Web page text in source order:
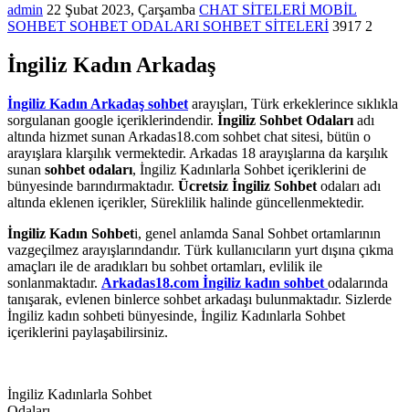
admin 22 Şubat 2023, Çarşamba CHAT SİTELERİ MOBİL
SOHBET SOHBET ODALARI SOHBET SİTELERİ 3917 2
İngiliz Kadın Arkadaş
İngiliz Kadın Arkadaş sohbet arayışları, Türk erkeklerince sıklıkla
sorgulanan google içeriklerindendir. İngiliz Sohbet Odaları adı
altında hizmet sunan Arkadas18.com sohbet chat sitesi, bütün o
arayışlara klarşılık vermektedir. Arkadas 18 arayışlarına da karşılık
sunan sohbet odaları, İngiliz Kadınlarla Sohbet içeriklerini de
bünyesinde barındırmaktadır. Ücretsiz İngiliz Sohbet odaları adı
altında eklenen içerikler, Süreklilik halinde güncellenmektedir.
İngiliz Kadın Sohbeti, genel anlamda Sanal Sohbet ortamlarının
vazgeçilmez arayışlarındandır. Türk kullanıcıların yurt dışına çıkma
amaçları ile de aradıkları bu sohbet ortamları, evlilik ile
sonlanmaktadır. Arkadas18.com İngiliz kadın sohbet odalarında
tanışarak, evlenen binlerce sohbet arkadaşı bulunmaktadır. Sizlerde
İngiliz kadın sohbeti bünyesinde, İngiliz Kadınlarla Sohbet
içeriklerini paylaşabilirsiniz.
İngiliz Kadınlarla Sohbet